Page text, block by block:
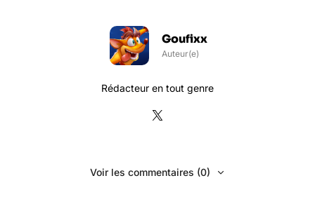
Goufixx
Auteur(e)
Rédacteur en tout genre
Voir les commentaires (0)